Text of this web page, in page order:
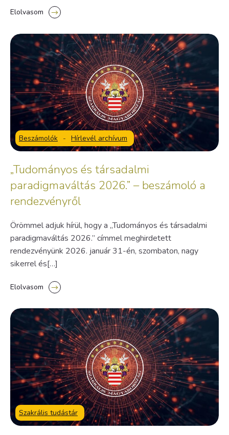
Elolvasom
Beszámolók - Hírlevél archívum
„Tudományos és társadalmi
paradigmaváltás 2026.” – beszámoló a
rendezvényről
Örömmel adjuk hírül, hogy a „Tudományos és társadalmi
paradigmaváltás 2026.” címmel meghirdetett
rendezvényünk 2026. január 31-én, szombaton, nagy
sikerrel és[…]
Elolvasom
Szakrális tudástár